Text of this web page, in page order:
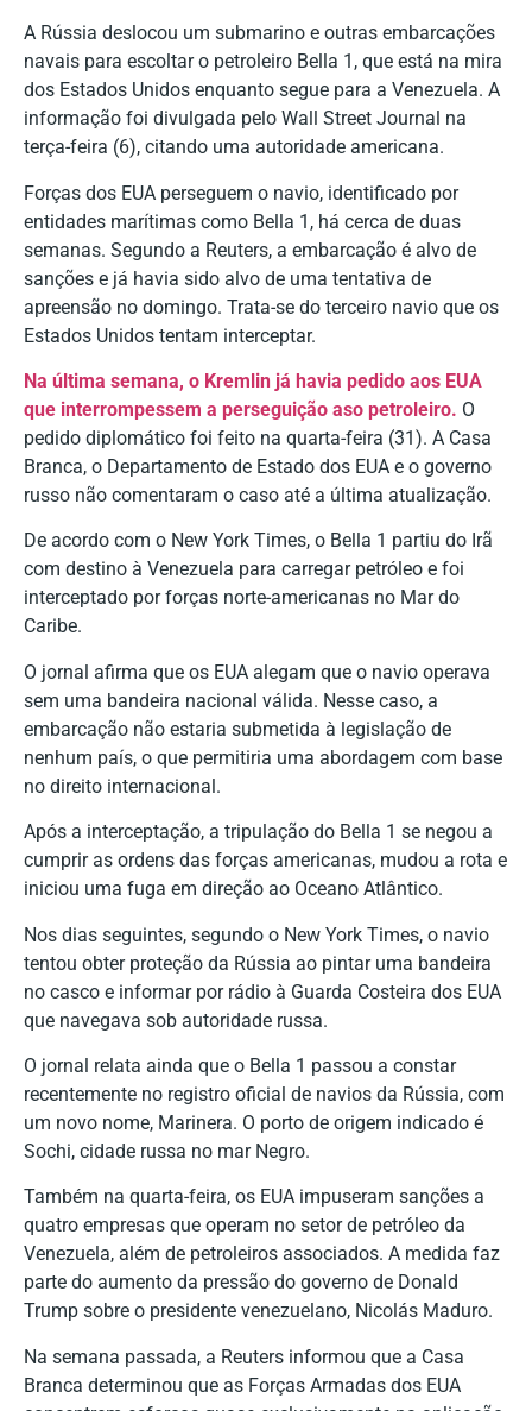
A Rússia deslocou um submarino e outras embarcações
navais para escoltar o petroleiro Bella 1, que está na mira
dos Estados Unidos enquanto segue para a Venezuela. A
informação foi divulgada pelo Wall Street Journal na
terça-feira (6), citando uma autoridade americana.
Forças dos EUA perseguem o navio, identificado por
entidades marítimas como Bella 1, há cerca de duas
semanas. Segundo a Reuters, a embarcação é alvo de
sanções e já havia sido alvo de uma tentativa de
apreensão no domingo. Trata-se do terceiro navio que os
Estados Unidos tentam interceptar.
Na última semana, o Kremlin já havia pedido aos EUA
que interrompessem a perseguição aso petroleiro. O
pedido diplomático foi feito na quarta-feira (31). A Casa
Branca, o Departamento de Estado dos EUA e o governo
russo não comentaram o caso até a última atualização.
De acordo com o New York Times, o Bella 1 partiu do Irã
com destino à Venezuela para carregar petróleo e foi
interceptado por forças norte-americanas no Mar do
Caribe.
O jornal afirma que os EUA alegam que o navio operava
sem uma bandeira nacional válida. Nesse caso, a
embarcação não estaria submetida à legislação de
nenhum país, o que permitiria uma abordagem com base
no direito internacional.
Após a interceptação, a tripulação do Bella 1 se negou a
cumprir as ordens das forças americanas, mudou a rota e
iniciou uma fuga em direção ao Oceano Atlântico.
Nos dias seguintes, segundo o New York Times, o navio
tentou obter proteção da Rússia ao pintar uma bandeira
no casco e informar por rádio à Guarda Costeira dos EUA
que navegava sob autoridade russa.
O jornal relata ainda que o Bella 1 passou a constar
recentemente no registro oficial de navios da Rússia, com
um novo nome, Marinera. O porto de origem indicado é
Sochi, cidade russa no mar Negro.
Também na quarta-feira, os EUA impuseram sanções a
quatro empresas que operam no setor de petróleo da
Venezuela, além de petroleiros associados. A medida faz
parte do aumento da pressão do governo de Donald
Trump sobre o presidente venezuelano, Nicolás Maduro.
Na semana passada, a Reuters informou que a Casa
Branca determinou que as Forças Armadas dos EUA